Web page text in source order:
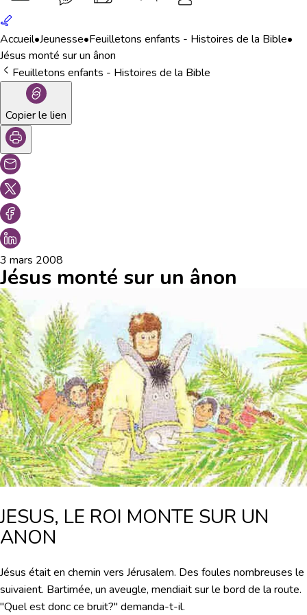
Accueil•Jeunesse•Feuilletons enfants - Histoires de la Bible•
Jésus monté sur un ânon
Feuilletons enfants - Histoires de la Bible
Copier le lien
3 mars 2008
Jésus monté sur un ânon
JESUS, LE ROI MONTE SUR UN
ANON
Jésus était en chemin vers Jérusalem. Des foules nombreuses le
suivaient. Bartimée, un aveugle, mendiait sur le bord de la route.
"Quel est donc ce bruit?" demanda-t-il.